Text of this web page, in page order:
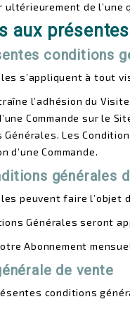
de l’une
aux
conditions
s’appliquent à tout
l’adhésion du
Commande sur le
Les
Commande.
générales
peuvent faire l’objet
Générales seront
Abonnement
de vente
conditions